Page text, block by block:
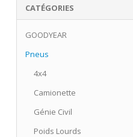
CATÉGORIES
GOODYEAR
Pneus
4x4
Camionette
Génie Civil
Poids Lourds